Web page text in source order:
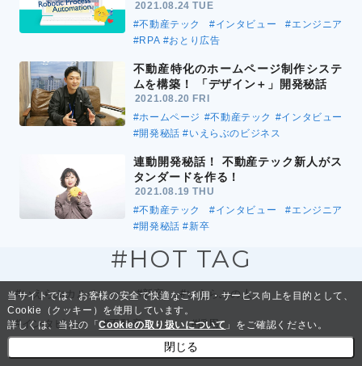
2021.08.24 TUE
#不動産テック
#インタビュー
#エンジニア
#RPA #おとり広告
不動産特化のホームページ制作システ
ムを構築！ 「デザイン＋」開発秘話
2021.08.20 FRI
#ホームページ #不動産テック #インタビュー
#開発秘話 #いえらぶのビジネス
連動開発秘話！ 不動産テック新人がス
タンダードを作る！
2021.08.19 THU
#不動産テック
#インタビュー
#エンジニア
#開発秘話 #新卒
#HOT TAG
#いえらぶカルチャー #新卒 #いえらぶの人
#インタビュー #不動産テック #採用
#エンジニア
当サイトでは、お客様の安全で快適なご利用・サービス向上を目的として、
Cookie（クッキー）を使用しています。
詳しくは、当社の「Cookieの取り扱いについて 」をご確認ください。
閉じる